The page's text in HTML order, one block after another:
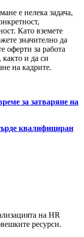
е нелека задача,
Като вземете
значително да
оферти за работа
и да си
на кадрите.
за затваряне на
квалифициран
на HR
ресурси.